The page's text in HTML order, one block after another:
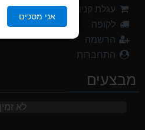
אני מסכים
עגלת קניות
לקופה
הרשמה
התחברות
מבצעים
לא זמין